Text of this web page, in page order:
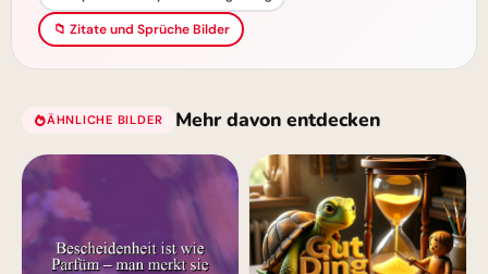
📁 Zitate und Sprüche Bilder
ÄHNLICHE BILDER Mehr davon entdecken
auf Instagram.